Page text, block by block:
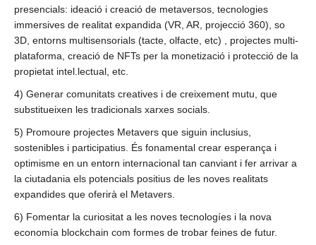
presencials: ideació i creació de metaversos, tecnologies
immersives de realitat expandida (VR, AR, projecció 360), so
3D, entorns multisensorials (tacte, olfacte, etc) , projectes multi-
plataforma, creació de NFTs per la monetizació i protecció de la
propietat intel.lectual, etc.
4) Generar comunitats creatives i de creixement mutu, que
substitueixen les tradicionals xarxes socials.
5) Promoure projectes Metavers que siguin inclusius,
sostenibles i participatius. És fonamental crear esperança i
optimisme en un entorn internacional tan canviant i fer arrivar a
la ciutadania els potencials positius de les noves realitats
expandides que oferirà el Metavers.
6) Fomentar la curiositat a les noves tecnologíes i la nova
economía blockchain com formes de trobar feines de futur.